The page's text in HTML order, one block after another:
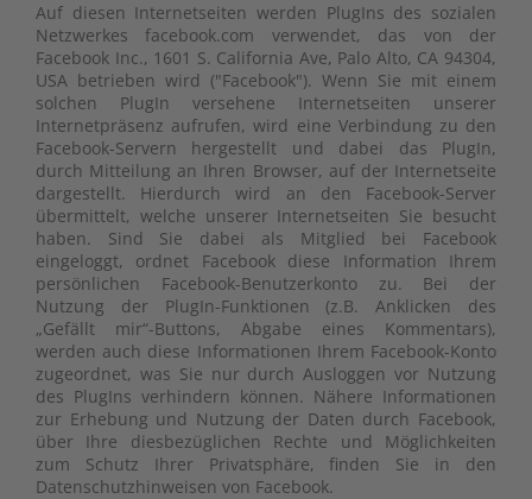
Auf diesen Internetseiten werden PlugIns des sozialen
Netzwerkes facebook.com verwendet, das von der
Facebook Inc., 1601 S. California Ave, Palo Alto, CA 94304,
USA betrieben wird ("Facebook"). Wenn Sie mit einem
solchen PlugIn versehene Internetseiten unserer
Internetpräsenz aufrufen, wird eine Verbindung zu den
Facebook-Servern hergestellt und dabei das PlugIn,
durch Mitteilung an Ihren Browser, auf der Internetseite
dargestellt. Hierdurch wird an den Facebook-Server
übermittelt, welche unserer Internetseiten Sie besucht
haben. Sind Sie dabei als Mitglied bei Facebook
eingeloggt, ordnet Facebook diese Information Ihrem
persönlichen Facebook-Benutzerkonto zu. Bei der
Nutzung der PlugIn-Funktionen (z.B. Anklicken des
„Gefällt mir“-Buttons, Abgabe eines Kommentars),
werden auch diese Informationen Ihrem Facebook-Konto
zugeordnet, was Sie nur durch Ausloggen vor Nutzung
des PlugIns verhindern können. Nähere Informationen
zur Erhebung und Nutzung der Daten durch Facebook,
über Ihre diesbezüglichen Rechte und Möglichkeiten
zum Schutz Ihrer Privatsphäre, finden Sie in den
Datenschutzhinweisen von Facebook.